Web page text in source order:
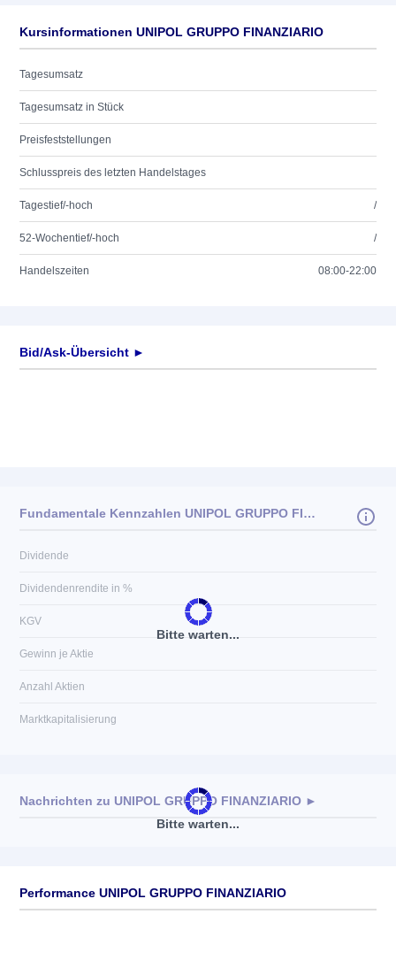
Kursinformationen UNIPOL GRUPPO FINANZIARIO
Tagesumsatz
Tagesumsatz in Stück
Preisfeststellungen
Schlusspreis des letzten Handelstages
Tagestief/-hoch /
52-Wochentief/-hoch /
Handelszeiten 08:00-22:00
Bid/Ask-Übersicht ►
Bitte warten...
Fundamentale Kennzahlen UNIPOL GRUPPO FINANZIARIO
Dividende
Dividendenrendite in %
KGV
Gewinn je Aktie
Anzahl Aktien
Marktkapitalisierung
Bitte warten...
Nachrichten zu UNIPOL GRUPPO FINANZIARIO ►
Performance UNIPOL GRUPPO FINANZIARIO